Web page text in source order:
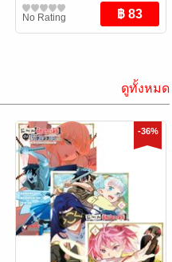
Publishing
การ์ตูนทั่วไป
No Rating
ดูทั้งหมด
-36%